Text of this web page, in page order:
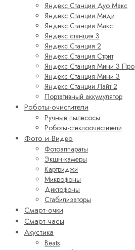
Яндекс Станции Дуо Макс
Яндекс Станции Миди
Яндекс Станции Макс
Яндекс станция 3
Яндекс Станция 2
Яндекс Станция Стрит
Яндекс Станция Мини 3 Про
Яндекс Станция Мини 3
Яндекс Станции Лайт 2
Портативный аккумулятор
Роботы-очистители
Ручные пылесосы
Роботы-стеклоочистители
Фото и Видео
Фотоаппараты
Экшн-камеры
Картриджи
Микрофоны
Диктофоны
Стабилизаторы
Смарт-очки
Смарт-часы
Акустика
Beats